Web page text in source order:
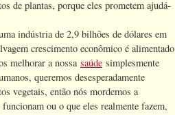
de plantas, porque eles prometem ajudá-
indústria de 2,9 bilhões de dólares em
crescimento econômico é alimentado
melhorar a nossa saúde simplesmente
queremos desesperadamente
vegetais, então nós mordemos a
ou o que eles realmente fazem,